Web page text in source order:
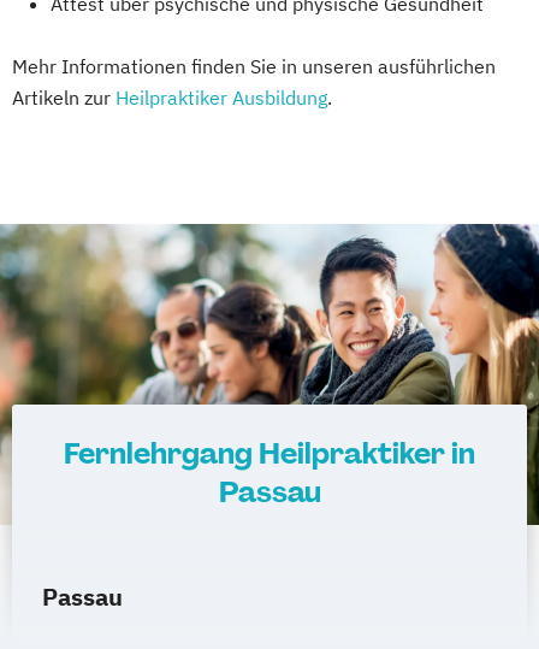
Mehr Informationen finden Sie in unseren ausführlichen
Artikeln zur Heilpraktiker Ausbildung.
Fernlehrgang Heilpraktiker in
Passau
Passau